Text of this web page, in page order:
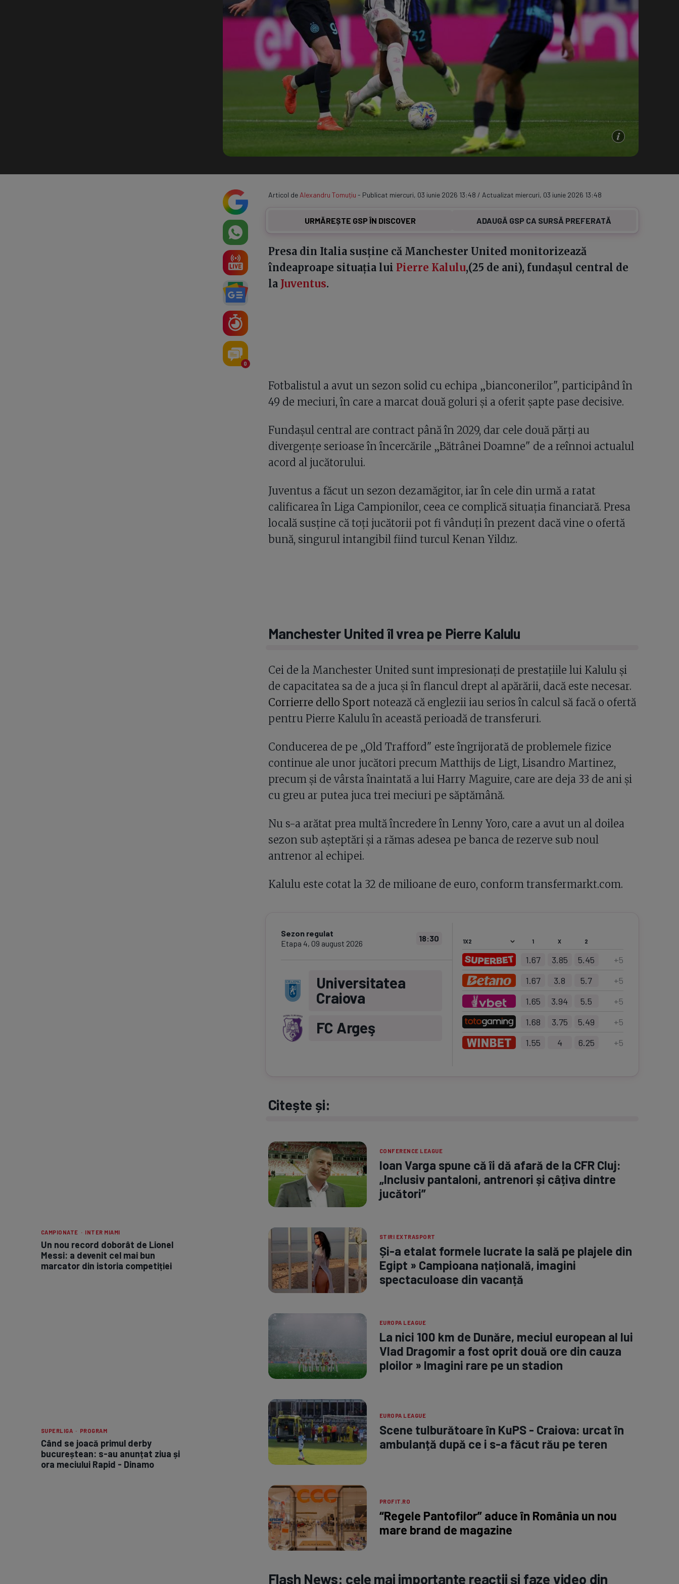
Serie A
Clasament
Program TV
CAMPIONATE · INTER MIAMI
Un nou record doborât de Lionel
Messi: a devenit cel mai bun
marcator din istoria competiției
SUPERLIGA · PROGRAM
Când se joacă primul derby
bucureștean: s-au anunțat ziua și
ora meciului Rapid - Dinamo
0
Articol de Alexandru Tomuțiu - Publicat miercuri, 03 iunie 2026 13:48 / Actualizat miercuri, 03 iunie 2026 13:48
URMĂREȘTE GSP ÎN DISCOVER ADAUGĂ GSP CA SURSĂ PREFERATĂ
Presa din Italia susține că Manchester United monitorizează
îndeaproape situația lui Pierre Kalulu,(25 de ani), fundașul central de
la Juventus.
Fotbalistul a avut un sezon solid cu echipa „bianconerilor", participând în
49 de meciuri, în care a marcat două goluri și a oferit șapte pase decisive.
Fundașul central are contract până în 2029, dar cele două părți au
divergențe serioase în încercările „Bătrânei Doamne" de a reînnoi actualul
acord al jucătorului.
Juventus a făcut un sezon dezamăgitor, iar în cele din urmă a ratat
calificarea în Liga Campionilor, ceea ce complică situația financiară. Presa
locală susține că toți jucătorii pot fi vânduți în prezent dacă vine o ofertă
bună, singurul intangibil fiind turcul Kenan Yildız.
Manchester United îl vrea pe Pierre Kalulu
Cei de la Manchester United sunt impresionați de prestațiile lui Kalulu și
de capacitatea sa de a juca și în flancul drept al apărării, dacă este necesar.
Corrierre dello Sport notează că englezii iau serios în calcul să facă o ofertă
pentru Pierre Kalulu în această perioadă de transferuri.
Conducerea de pe „Old Trafford" este îngrijorată de problemele fizice
continue ale unor jucători precum Matthijs de Ligt, Lisandro Martinez,
precum și de vârsta înaintată a lui Harry Maguire, care are deja 33 de ani și
cu greu ar putea juca trei meciuri pe săptămână.
Nu s-a arătat prea multă încredere în Lenny Yoro, care a avut un al doilea
sezon sub așteptări și a rămas adesea pe banca de rezerve sub noul
antrenor al echipei.
Kalulu este cotat la 32 de milioane de euro, conform transfermarkt.com.
Sezon regulat
Etapa 4, 09 august 2026
18:30
Universitatea
Craiova
FC Argeş
1 X 2
1.67 3.85 5.45 +5
1.67
3.8 5.7 +5
1.65
3.94 5.5 +5
1.68
3.75 5.49 +5
1.55
4 6.25 +5
Citește și:
CONFERENCE LEAGUE
Ioan Varga spune că îi dă afară de la CFR Cluj:
„Inclusiv pantaloni, antrenori și câțiva dintre
jucători”
STIRI EXTRASPORT
Și-a etalat formele lucrate la sală pe plajele din
Egipt » Campioana națională, imagini
spectaculoase din vacanță
EUROPA LEAGUE
La nici 100 km de Dunăre, meciul european al lui
Vlad Dragomir a fost oprit două ore din cauza
ploilor » Imagini rare pe un stadion
EUROPA LEAGUE
Scene tulburătoare în KuPS - Craiova: urcat în
ambulanță după ce i s-a făcut rău pe teren
PROFIT.RO
“Regele Pantofilor” aduce în România un nou
mare brand de magazine
Flash News: cele mai importante reacții și faze video din